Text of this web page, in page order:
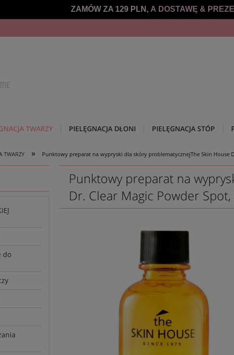
ZAMÓW ZA 129 PLN, A DOSTAWĘ &
TWARZY PIELĘGNACJA DŁONI PIELĘGNACJA STÓP
TWARZY » Punktowy preparat na wypryski dla skóry problematycznejThe Skin House
do
Punktowy preparat na
Dr. Clear Magic Powder